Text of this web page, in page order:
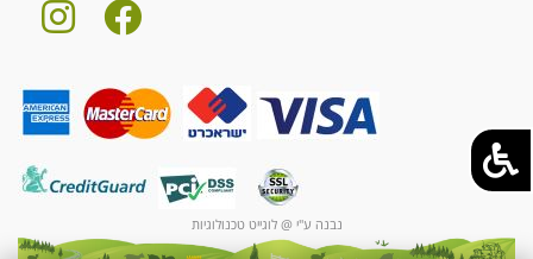
נבנה ע"י @ לוגייט טכנולוגיות